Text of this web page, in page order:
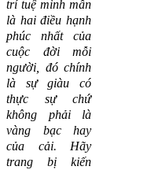
trí tuệ minh mẫn
là hai điều hạnh
phúc nhất của
cuộc đời mỗi
người, đó chính
là sự giàu có
thực sự chứ
không phải là
vàng bạc hay
của cải. Hãy
trang bị kiến